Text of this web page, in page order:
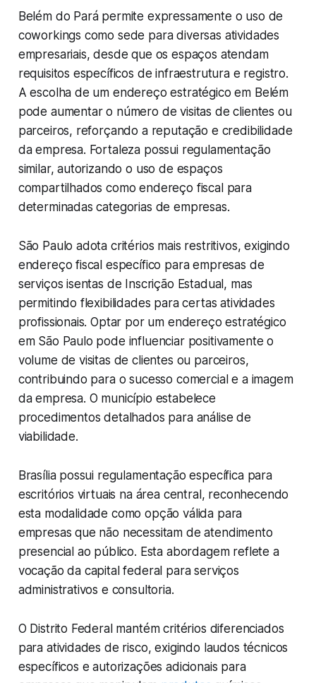
Belém do Pará permite expressamente o uso de
coworkings como sede para diversas atividades
empresariais, desde que os espaços atendam
requisitos específicos de infraestrutura e registro.
A escolha de um endereço estratégico em Belém
pode aumentar o número de visitas de clientes ou
parceiros, reforçando a reputação e credibilidade
da empresa. Fortaleza possui regulamentação
similar, autorizando o uso de espaços
compartilhados como endereço fiscal para
determinadas categorias de empresas.
São Paulo adota critérios mais restritivos, exigindo
endereço fiscal específico para empresas de
serviços isentas de Inscrição Estadual, mas
permitindo flexibilidades para certas atividades
profissionais. Optar por um endereço estratégico
em São Paulo pode influenciar positivamente o
volume de visitas de clientes ou parceiros,
contribuindo para o sucesso comercial e a imagem
da empresa. O município estabelece
procedimentos detalhados para análise de
viabilidade.
Brasília possui regulamentação específica para
escritórios virtuais na área central, reconhecendo
esta modalidade como opção válida para
empresas que não necessitam de atendimento
presencial ao público. Esta abordagem reflete a
vocação da capital federal para serviços
administrativos e consultoria.
O Distrito Federal mantém critérios diferenciados
para atividades de risco, exigindo laudos técnicos
específicos e autorizações adicionais para